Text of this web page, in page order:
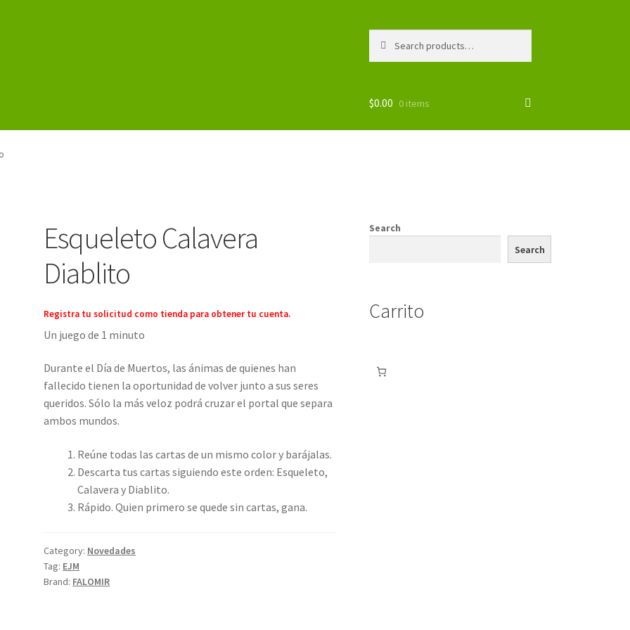
for:
$0.00 0 items
Esqueleto Calavera
Diablito
Registra tu solicitud como tienda para obtener tu cuenta.
Un juego de 1 minuto
Durante el Día de Muertos, las ánimas de quienes han
fallecido tienen la oportunidad de volver junto a sus seres
queridos. Sólo la más veloz podrá cruzar el portal que separa
ambos mundos.
Reúne todas las cartas de un mismo color y barájalas.
Descarta tus cartas siguiendo este orden: Esqueleto,
Calavera y Diablito.
Rápido. Quien primero se quede sin cartas, gana.
Category: Novedades
Tag: EJM
Brand: FALOMIR
Search
Search
Carrito